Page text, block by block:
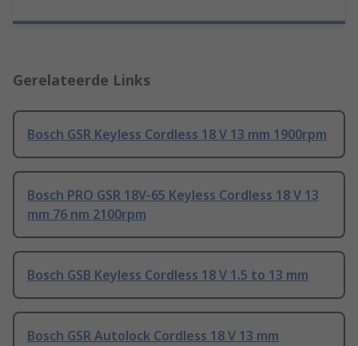
Gerelateerde Links
Bosch GSR Keyless Cordless 18 V 13 mm 1900rpm
Bosch PRO GSR 18V-65 Keyless Cordless 18 V 13
mm 76 nm 2100rpm
Bosch GSB Keyless Cordless 18 V 1.5 to 13 mm
Bosch GSR Autolock Cordless 18 V 13 mm